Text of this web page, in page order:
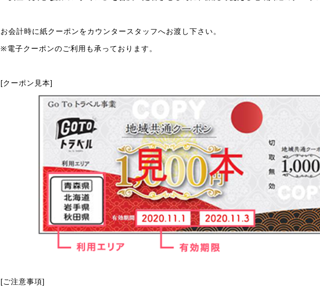
お会計時に紙クーポンをカウンタースタッフへお渡し下さい。
※電子クーポンのご利用も承っております。
[クーポン見本]
[ご注意事項]